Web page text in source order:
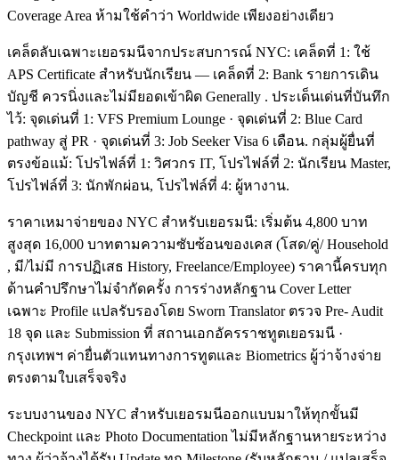
Coverage Area ห้ามใช้คำว่า Worldwide เพียงอย่างเดียว
เคล็ดลับเฉพาะเยอรมนีจากประสบการณ์ NYC: เคล็ดที่ 1: ใช้
APS Certificate สำหรับนักเรียน — เคล็ดที่ 2: Bank รายการเดิน
บัญชี ควรนิ่งและไม่มียอดเข้าผิด Generally . ประเด็นเด่นที่บันทึก
ไว้: จุดเด่นที่ 1: VFS Premium Lounge · จุดเด่นที่ 2: Blue Card
pathway สู่ PR · จุดเด่นที่ 3: Job Seeker Visa 6 เดือน. กลุ่มผู้ยื่นที่
ตรงข้อแม้: โปรไฟล์ที่ 1: วิศวกร IT, โปรไฟล์ที่ 2: นักเรียน Master,
โปรไฟล์ที่ 3: นักพักผ่อน, โปรไฟล์ที่ 4: ผู้หางาน.
ราคาเหมาจ่ายของ NYC สำหรับเยอรมนี: เริ่มต้น 4,800 บาท
สูงสุด 16,000 บาทตามความซับซ้อนของเคส (โสด/คู่/ Household
, มี/ไม่มี การปฏิเสธ History, Freelance/Employee) ราคานี้ครบทุก
ด้านคำปรึกษาไม่จำกัดครั้ง การร่างหลักฐาน Cover Letter
เฉพาะ Profile แปลรับรองโดย Sworn Translator ตรวจ Pre- Audit
18 จุด และ Submission ที่ สถานเอกอัครราชทูตเยอรมนี ·
กรุงเทพฯ ค่ายื่นตัวแทนทางการทูตและ Biometrics ผู้ว่าจ้างจ่าย
ตรงตามใบเสร็จจริง
ระบบงานของ NYC สำหรับเยอรมนีออกแบบมาให้ทุกขั้นมี
Checkpoint และ Photo Documentation ไม่มีหลักฐานหายระหว่าง